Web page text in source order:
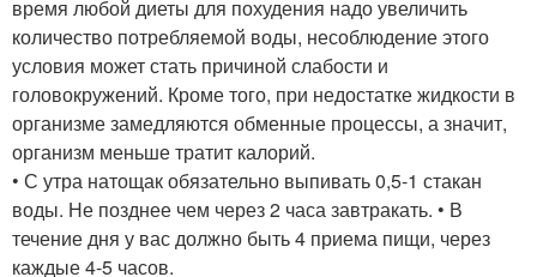
время любой диеты для похудения надо увеличить
количество потребляемой воды, несоблюдение этого
условия может стать причиной слабости и
головокружений. Кроме того, при недостатке жидкости в
организме замедляются обменные процессы, а значит,
организм меньше тратит калорий.
• С утра натощак обязательно выпивать 0,5-1 стакан
воды. Не позднее чем через 2 часа завтракать. • В
течение дня у вас должно быть 4 приема пищи, через
каждые 4-5 часов.